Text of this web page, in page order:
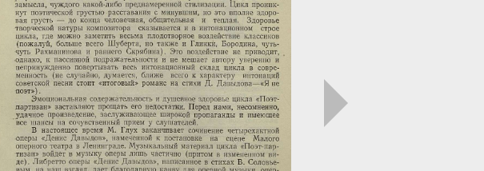
Загрузка...